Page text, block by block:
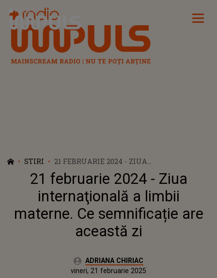
Radio Impuls
STIRI
21 FEBRUARIE 2024 - ZIUA
INTERNAŢIONALĂ A LIMBII MATERNE. CE
SEMNIFICAȚIE ARE ACEASTĂ ZI
21 februarie 2024 - Ziua
internaţională a limbii
materne. Ce semnificație are
această zi
Autor:ADRIANA CHIRIAC
miercuri, 21 februarie 2024
Actualizat:
vineri, 21 februarie 2025